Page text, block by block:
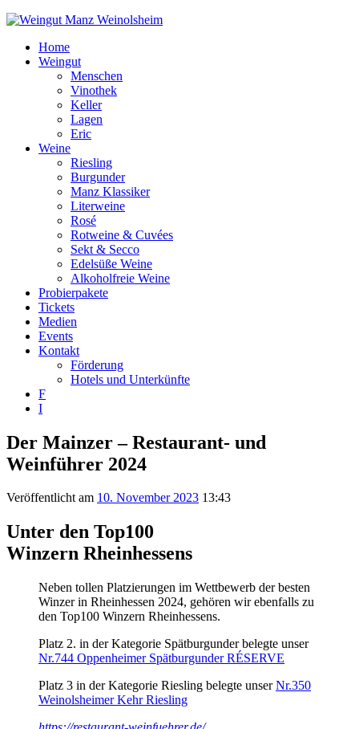
Home
Weingut
Menschen
Vinothek
Keller
Lagen
Eric
Weine
Riesling
Burgunder
Manz Klassiker
Literweine
Rosé
Rotweine & Cuvées
Sekt & Secco
Edelsüße Weine
Alkoholfreie Weine
Probierpakete
Tickets
Medien
Events
Kontakt
Förderung
Hotels und Unterkünfte
F
I
Der Mainzer – Restaurant- und
Weinführer 2024
Veröffentlicht am 10. November 2023 13:43
Unter den Top100
Winzern Rheinhessens
Neben tollen Platzierungen im Wettbewerb der besten
Winzer in Rheinhessen 2024, gehören wir ebenfalls zu
den Top100 Winzern Rheinhessens.
Platz 2. in der Kategorie Spätburgunder belegte unser
Nr.744 Oppenheimer Spätburgunder RÉSERVE
Platz 3 in der Kategorie Riesling belegte unserNr.350
Weinolsheimer Kehr Riesling